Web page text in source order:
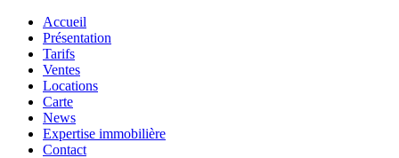
Accueil
Présentation
Tarifs
Ventes
Locations
Carte
News
Expertise immobilière
Contact